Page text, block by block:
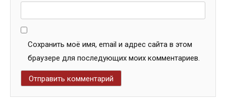
Сохранить моё имя, email и адрес сайта в этом
браузере для последующих моих комментариев.